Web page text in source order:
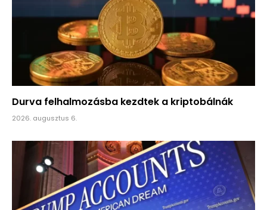
Durva felhalmozásba kezdtek a kriptobálnák
2026. augusztus 6.